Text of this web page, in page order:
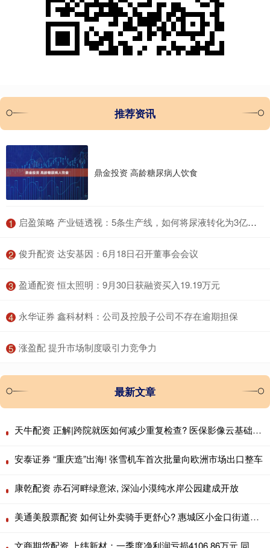
推荐资讯
鼎金投资 高龄糖尿病人饮食
1 ​启盈策略 产业链透视：5条生产线，如何将尿液转化为3亿元产值
2 ​俊升配资 达安基因：6月18日召开董事会会议
3 ​盈通配资 恒太照明：9月30日获融资买入19.19万元
4 ​永华证券 鑫科材料：公司及控股子公司不存在逾期担保
5 ​涨盈配 提升市场制度吸引力竞争力
最新文章
天牛配资 正解|跨院就医如何减少重复检查? 医保影像云基础规范发布
安泰证券 “重庆造”出海! 张雪机车首次批量向欧洲市场出口整车
康乾配资 赤石河畔绿意浓, 深汕小漠纯水岸公园建成开放
美通美股票配资 如何让外卖骑手更舒心? 惠城区小金口街道给出答案